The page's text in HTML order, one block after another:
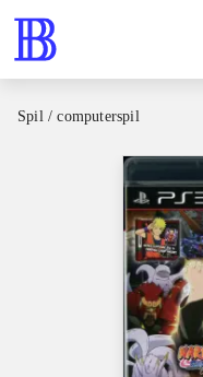
Spil / computerspil